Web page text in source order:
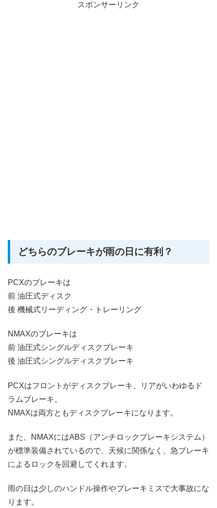
スポンサーリンク
どちらのブレーキが雨の日に有利？
PCXのブレーキは
前 油圧式ディスク
後 機械式リーディング・トレーリング
NMAXのブレーキは
前 油圧式シングルディスクブレーキ
後 油圧式シングルディスクブレーキ
PCXはフロントがディスクブレーキ、リアがいわゆるド
ラムブレーキ。
NMAXは両方ともディスクブレーキになります。
また、NMAXにはABS（アンチロックブレーキシステム）
が標準装備されているので、天候に関係なく、急ブレーキ
によるロックを回避してくれます。
雨の日は少しのハンドル操作やブレーキミスで大事故にな
ります。